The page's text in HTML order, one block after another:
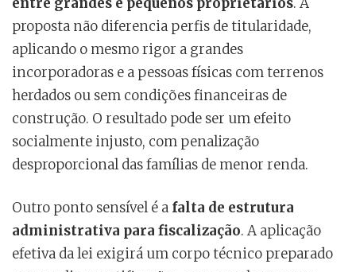
proposta não diferencia perfis de titularidade,
aplicando o mesmo rigor a grandes
incorporadoras e a pessoas físicas com terrenos
herdados ou sem condições financeiras de
construção. O resultado pode ser um efeito
socialmente injusto, com penalização
desproporcional das famílias de menor renda.
Outro ponto sensível é a falta de estrutura
administrativa para fiscalização. A aplicação
efetiva da lei exigirá um corpo técnico preparado